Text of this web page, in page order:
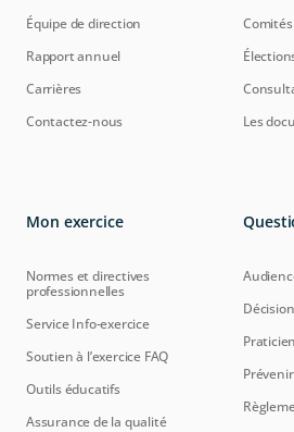
Équipe de direction
Rapport annuel
Carrières
Contactez-nous
Comités
Les
Mon exercice
Normes et directives
professionnelles
Service Info-exercice
Soutien à l’exercice FAQ
Outils éducatifs
Assurance de la qualité